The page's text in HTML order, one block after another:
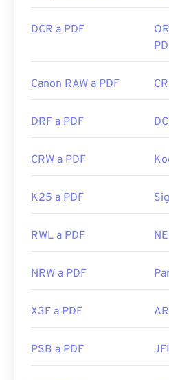
DCR a PDF
Canon RAW a PDF
DRF a PDF
CRW a PDF
K25 a PDF
RWL a PDF
NRW a PDF
X3F a PDF
PSB a PDF